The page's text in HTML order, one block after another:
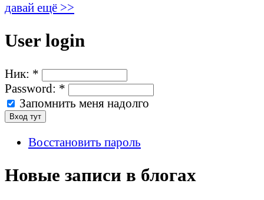
давай ещё >>
User login
Ник: *
Password: *
Запомнить меня надолго
Восстановить пароль
Новые записи в блогах